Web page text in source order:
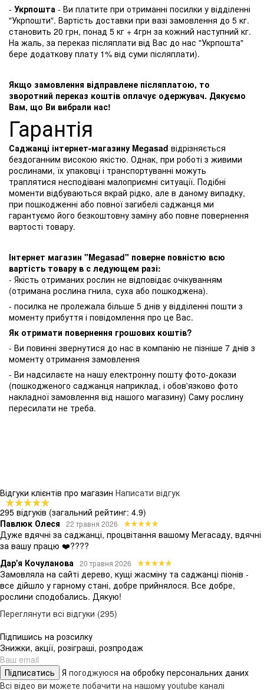
- Укрпошта - Ви платите при отриманні посилки у відділенні
"Укрпошти". Вартість доставки при вазі замовлення до 5 кг.
становить 20 грн, понад 5 кг + 4грн за кожний наступний кг.
На жаль, за переказ післяплати від Вас до нас "Укрпошта"
бере додаткову плату 1% від суми післяплати).
Якщо замовлення відправлене післяплатою, то
зворотний переказ коштів оплачує одержувач. Дякуємо
Вам, що Ви вибрали нас!
Гарантія
Саджанці інтернет-магазину Megasad відрізняється
бездоганним високою якістю. Однак, при роботі з живими
рослинами, їх упаковці і транспортуванні можуть
траплятися несподівані малоприємні ситуації. Подібні
моменти відбуваються вкрай рідко, але в даному випадку,
при пошкодженні або повної загибелі саджанця ми
гарантуємо його безкоштовну заміну або повне повернення
вартості товару.
Інтернет магазин "Megasad" поверне повністю всю
вартість товару в с ледующем разі:
- Якість отриманих рослин не відповідає очікуванням
(отримана рослина гнила, суха або пошкоджена).
- посилка не пролежала більше 5 днів у відділенні пошти з
моменту прибуття і повідомлення про це Вас.
Як отримати повернення грошових коштів?
- Ви повинні звернутися до нас в компанію не пізніше 7 днів з
моменту отримання замовлення
- Ви надсилаєте на нашу електронну пошту фото-докази
(пошкодженого саджанця наприклад, і обов'язково фото
накладної замовлення від нашого магазину) Саму рослину
пересилати не треба.
Відгуки клієнтів про магазин Написати відгук
295 відгуків (загальний рейтинг: 4.9)
Павлюк Олеся
22 травня 2026
Дуже вдячні за саджанці, процвітання вашому Мегасаду, вдячні
за вашу працю ❤️????
Дар'я Кочуланова
20 травня 2026
Замовляла на сайті дерево, кущі жасміну та саджанці піонів -
все дійшло у гарному стані, добре прийнялося. Все добре,
рослини сподобались. Дякую!
Переглянути всі відгуки (295)
Підпишись на розсилку
Знижки, акції, розіграші, розпродаж
Підписатись Я погоджуюся на обробку персональних даних
Всі відео ви можете побачити на нашому youtube каналі